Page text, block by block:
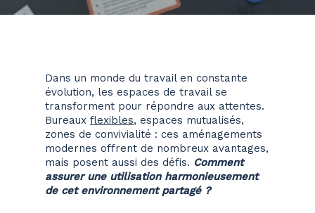
Dans un monde du travail en constante
évolution, les espaces de travail se
transforment pour répondre aux attentes.
Bureauxflexibles, espaces mutualisés,
zones de convivialité : ces aménagements
modernes offrent de nombreux avantages,
mais posent aussi des défis. Comment
assurer une utilisation harmonieusement
de cet environnement partagé ?